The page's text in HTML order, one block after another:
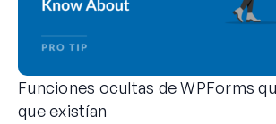
Funciones ocultas de WPForms
que existían